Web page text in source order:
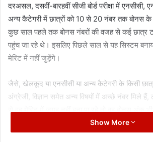
दरअसल, दसवीं-बारहवीं सीजी बोर्ड परीक्षा में
अन्य कैटेगरी में छात्रों को 10 से 20 नंबर तक बोनस
कुछ साल पहले तक बोनस नंबरों की वजह से कई छात्र
पहुंच जा रहे थे। इसलिए पिछले साल से यह सिस्टम
मेरिट में नहीं जुड़ेंगे।
जैसे, खेलकूद या एनसीसी या अन्य कैटेगरी के किसी
अंग्रेजी, विज्ञान समेत अन्य विषयों में अच्छे नंबर मिले
लेकिन छात्र मेरिट लिस्ट में नहीं है तो उसके रिजल्ट
Show More